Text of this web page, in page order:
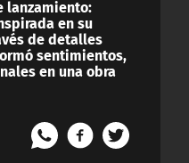
lanzamiento:
en su
de detalles
sentimientos,
en una obra